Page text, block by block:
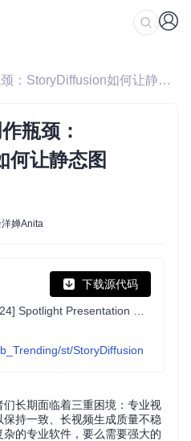
/ 突破AIGC视频创作瓶颈：StoryDiffusion如何让静态图像"活"起来
瓶颈：
让静态图
婵Anita
下载源代码
st/StoryDiffusion
长期面临着三重困境：专业视
持一致、长视频生成质量不稳
的专业软件，要么需要强大的